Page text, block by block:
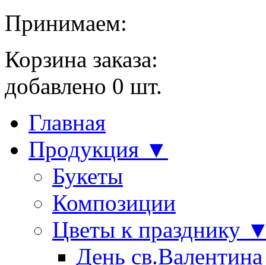
Принимаем:
Корзина заказа:
добавлено 0 шт.
Главная
Продукция ▼
Букеты
Композиции
Цветы к празднику
День св.Валентина